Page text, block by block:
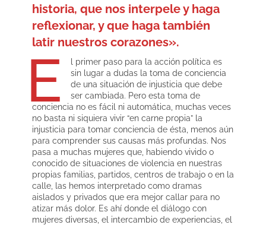
historia, que nos interpele y haga
reflexionar, y que haga también
latir nuestros corazones».
E
l primer paso para la acción política es
sin lugar a dudas la toma de conciencia
de una situación de injusticia que debe
ser cambiada. Pero esta toma de
conciencia no es fácil ni automática, muchas veces
no basta ni siquiera vivir “en carne propia” la
injusticia para tomar conciencia de ésta, menos aún
para comprender sus causas más profundas. Nos
pasa a muchas mujeres que, habiendo vivido o
conocido de situaciones de violencia en nuestras
propias familias, partidos, centros de trabajo o en la
calle, las hemos interpretado como dramas
aislados y privados que era mejor callar para no
atizar más dolor. Es ahí donde el diálogo con
mujeres diversas, el intercambio de experiencias, el